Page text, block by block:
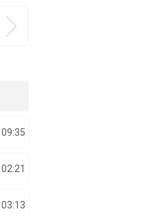
09:35
02:21
03:13